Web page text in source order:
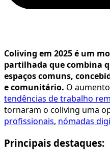
Coliving em 2025 é um
partilhada que combina
espaços comuns,
e comunitário. O
tendências de trabalho
tornaram o coliving uma
profissionais, nómadas
Principais destaques: